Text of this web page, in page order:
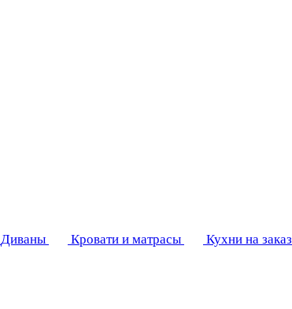
Диваны Кровати и матрасы Кухни на заказ